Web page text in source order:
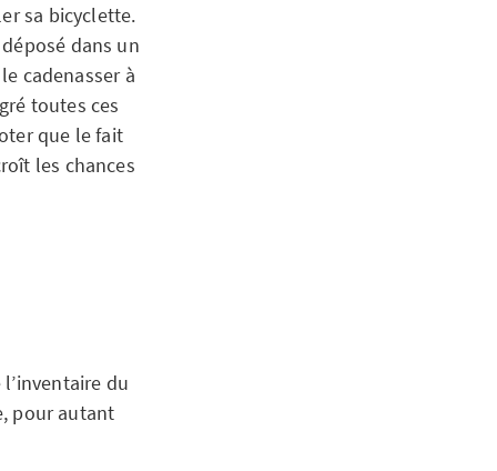
sa bicyclette.
dans un
cadenasser à
toutes ces
que le fait
les chances
du
pour autant